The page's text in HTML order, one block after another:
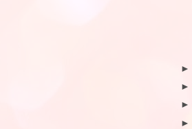
►
►
►
►